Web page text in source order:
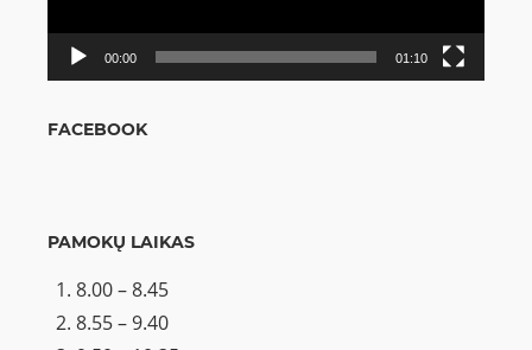
00:00 01:10
FACEBOOK
PAMOKŲ LAIKAS
8.00 – 8.45
8.55 – 9.40